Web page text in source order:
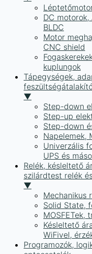
DC
BLDC
Motor
CNC shield
kuplungok
Tápegységek,
▼
Step-down
Step-up
Step-down
Napelemek,
Univerzális
UPS és
Relék, késleltető
szilárdtest relék
▼
Mechanikus
Solid State,
MOSFETek,
Késleltető
WiFivel,
Programozók,